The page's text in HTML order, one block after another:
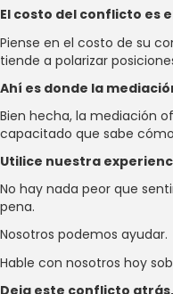
El costo del conflicto es
Piense en el costo de su
tiende a polarizar
Ahí es donde la
Bien hecha, la mediación
capacitado que sabe
Utilice nuestra
No hay nada peor que
pena.
Nosotros podemos ayudar.
Hable con nosotros hoy
Deja este conflicto